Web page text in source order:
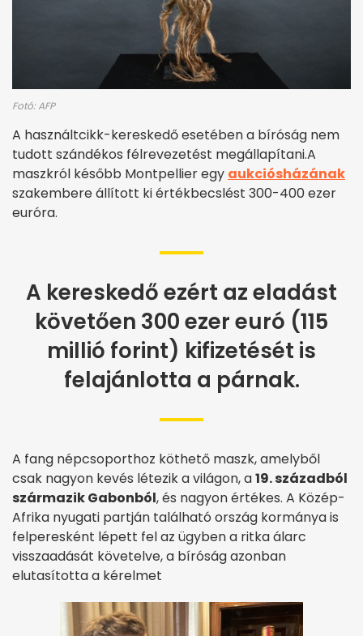
Fotó: AFP
A használtcikk-kereskedő esetében a bíróság nem
tudott szándékos félrevezetést megállapítani.A
maszkról később Montpellier egy aukciósházának
szakembere állított ki értékbecslést 300-400 ezer
euróra.
A kereskedő ezért az eladást
követően 300 ezer euró (115
millió forint) kifizetését is
felajánlotta a párnak.
A fang népcsoporthoz köthető maszk, amelyből
csak nagyon kevés létezik a világon, a19. századból
származik Gabonból, és nagyon értékes. A Közép-
Afrika nyugati partján található ország kormánya is
felperesként lépett fel az ügyben a ritka álarc
visszaadását követelve, a bíróság azonban
elutasította a kérelmet